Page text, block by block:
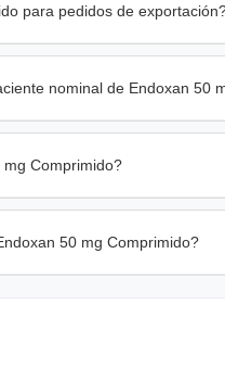
para pedidos de
nominal de Endoxan 50
Comprimido?
50 mg Comprimido?